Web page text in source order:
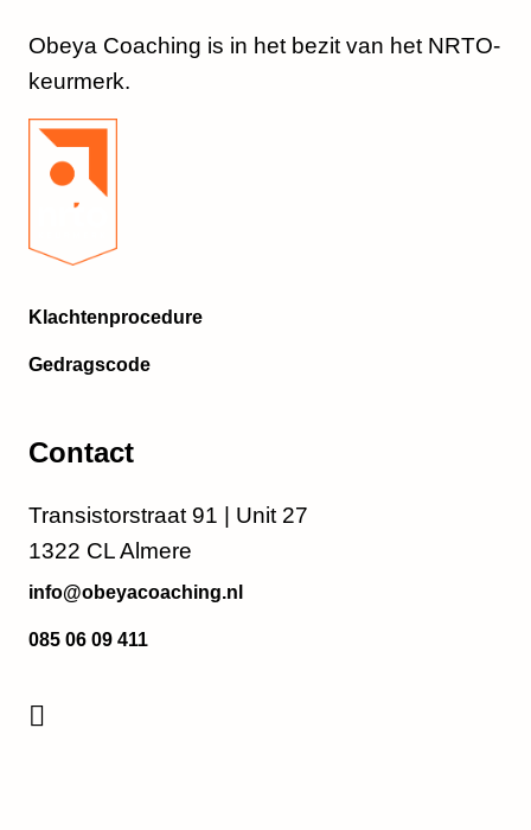
Obeya Coaching is in het bezit van het NRTO-
keurmerk.
Klachtenprocedure
Gedragscode
Contact
Transistorstraat 91 | Unit 27
1322 CL Almere
info@obeyacoaching.nl
085 06 09 411